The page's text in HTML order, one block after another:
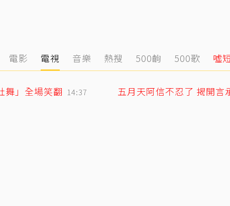
電影 電視 音樂 熱搜 500齣 500歌 噓
舞」全場笑翻 14:37 五月天阿信不忍了 揭開言